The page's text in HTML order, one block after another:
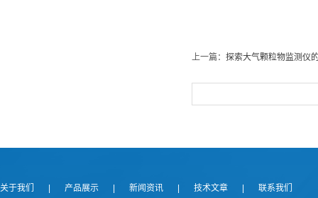
上一篇： 探索大气颗粒物监测仪
关于我们 产品展示 新闻资讯 技术文章 联系我们